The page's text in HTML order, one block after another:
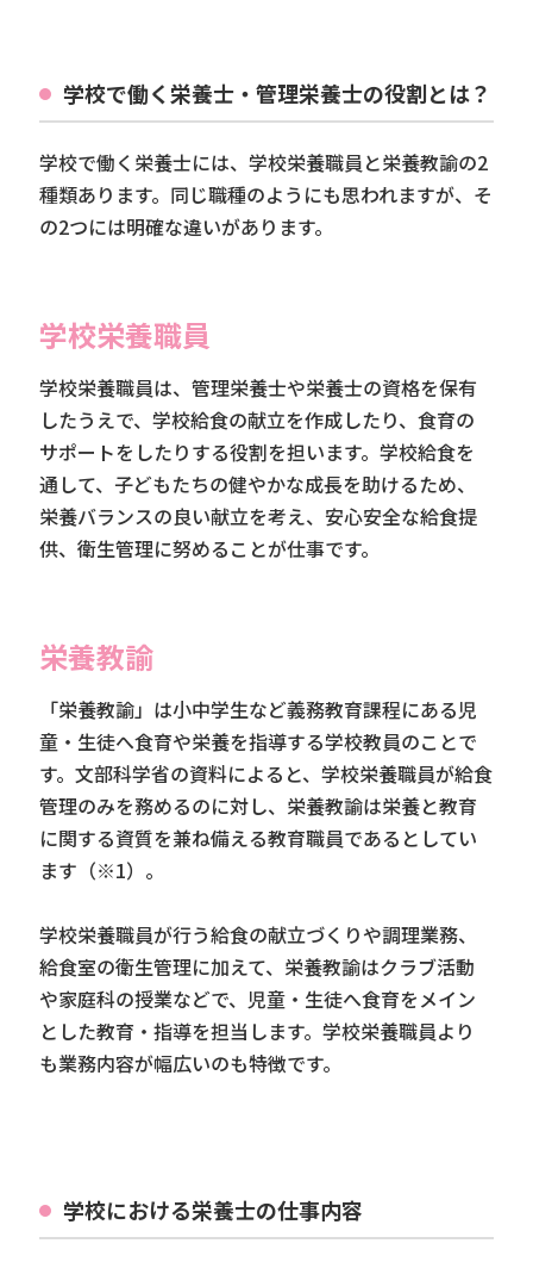
学校で働く栄養士・管理栄養士の役割とは？
学校で働く栄養士には、学校栄養職員と栄養教諭の2
種類あります。同じ職種のようにも思われますが、そ
の2つには明確な違いがあります。
学校栄養職員
学校栄養職員は、管理栄養士や栄養士の資格を保有
したうえで、学校給食の献立を作成したり、食育の
サポートをしたりする役割を担います。学校給食を
通して、子どもたちの健やかな成長を助けるため、
栄養バランスの良い献立を考え、安心安全な給食提
供、衛生管理に努めることが仕事です。
栄養教諭
「栄養教諭」は小中学生など義務教育課程にある児
童・生徒へ食育や栄養を指導する学校教員のことで
す。文部科学省の資料によると、学校栄養職員が給食
管理のみを務めるのに対し、栄養教諭は栄養と教育
に関する資質を兼ね備える教育職員であるとしてい
ます（※1）。
学校栄養職員が行う給食の献立づくりや調理業務、
給食室の衛生管理に加えて、栄養教諭はクラブ活動
や家庭科の授業などで、児童・生徒へ食育をメイン
とした教育・指導を担当します。学校栄養職員より
も業務内容が幅広いのも特徴です。
学校における栄養士の仕事内容